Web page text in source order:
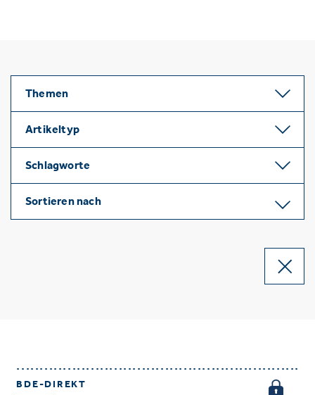
Themen
Artikeltyp
Schlagworte
Sortieren nach
BDE-DIREKT